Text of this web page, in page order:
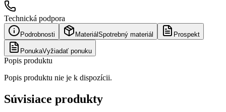
Technická podpora
Podrobnosti Materiál Spotrebný materiál Prospekt
PonukaVyžiadať ponuku
Popis produktu
Popis produktu nie je k dispozícii.
Súvisiace produkty